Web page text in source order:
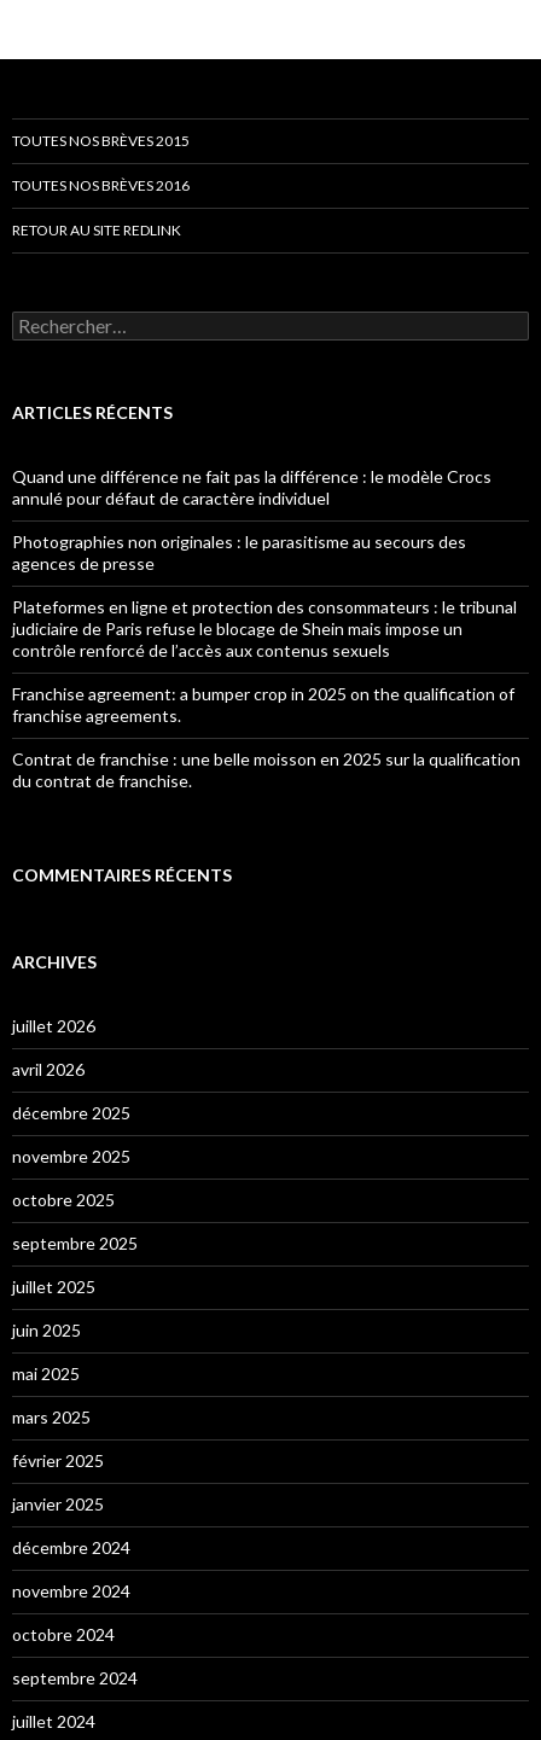
TOUTES NOS BRÈVES 2015
TOUTES NOS BRÈVES 2016
RETOUR AU SITE REDLINK
Rechercher :
ARTICLES RÉCENTS
Quand une différence ne fait pas la différence : le modèle Crocs
annulé pour défaut de caractère individuel
Photographies non originales : le parasitisme au secours des
agences de presse
Plateformes en ligne et protection des consommateurs : le tribunal
judiciaire de Paris refuse le blocage de Shein mais impose un
contrôle renforcé de l’accès aux contenus sexuels
Franchise agreement: a bumper crop in 2025 on the qualification of
franchise agreements.
Contrat de franchise : une belle moisson en 2025 sur la qualification
du contrat de franchise.
COMMENTAIRES RÉCENTS
ARCHIVES
juillet 2026
avril 2026
décembre 2025
novembre 2025
octobre 2025
septembre 2025
juillet 2025
juin 2025
mai 2025
mars 2025
février 2025
janvier 2025
décembre 2024
novembre 2024
octobre 2024
septembre 2024
juillet 2024